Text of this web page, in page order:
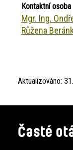
Kontaktní osoba
Mgr. Ing.
Růžena
Aktualizováno:
Časté